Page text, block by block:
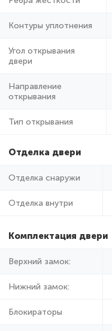
Контуры уплотнения
Угол открывания
двери
Направление
открывания
Тип открывания
Отделка двери
Отделка снаружи
Отделка внутри
Комплектация двери
Верхний замок:
Нижний замок:
Блокираторы